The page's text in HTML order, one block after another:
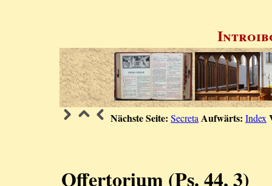
Nächste Seite: Secreta Aufwärts: Index
Offertorium (Ps. 44, 3)